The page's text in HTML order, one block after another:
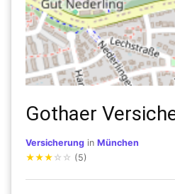
Gothaer
Versicherung in München
★★★ ☆ ☆ (5)